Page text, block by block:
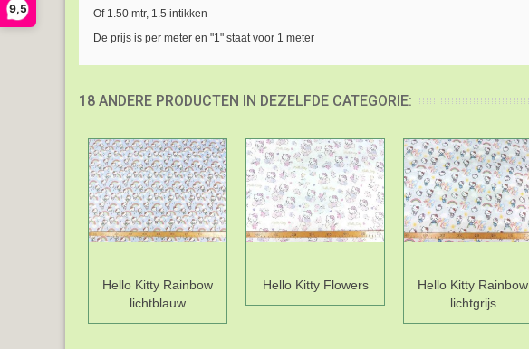
9,5
Of 1.50 mtr, 1.5 intikken
De prijs is per meter en "1" staat voor 1 meter
18 ANDERE PRODUCTEN IN DEZELFDE CATEGORIE:
Hello Kitty Rainbow
lichtblauw
Hello Kitty Flowers
Hello Kitty Rainbow
lichtgrijs